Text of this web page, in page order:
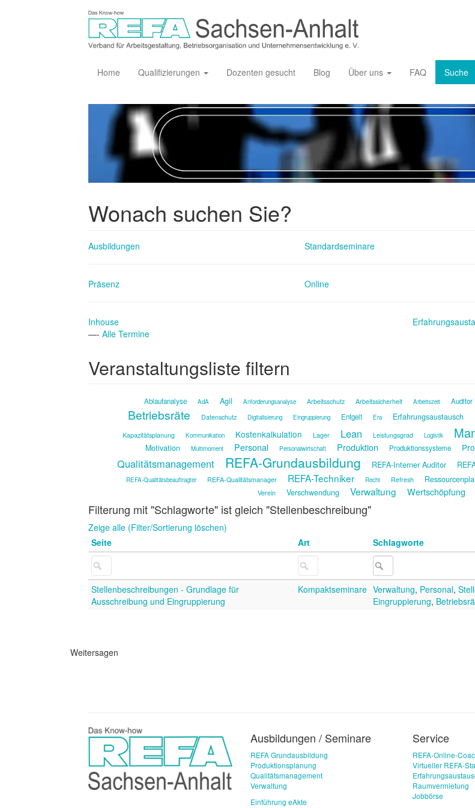
Home Qualifizierungen Dozenten gesucht Blog Über uns FAQ Suche
Wonach suchen Sie?
Ausbildungen Standardseminare
Präsenz Online
Inhouse
—- Alle Termine
Veranstaltungsliste filtern
Ablaufanalyse AdA Agil Anforderungsanalyse Arbeitsschutz Arbeitssicherheit Arbeitszeit Auditor
Betriebsräte Datenschutz Digitalisierung Eingruppierung Entgelt Era Erfahrungsaustausch
Kapazitätsplanung Kommunikation Kostenkalkulation Lager Lean Leistungsgrad Logistik
Motivation
Multimoment Personal Personalwirtschaft Produktion Produktionssysteme
Qualitätsmanagement REFA-Grundausbildung REFA-Interner Auditor
REFA-Qualitätsbeauftragter REFA-Qualitätsmanager REFA-Techniker Recht Refresh
Verein Verschwendung Verwaltung Wertschöpfung
Filterung mit "Schlagworte" ist gleich "Stellenbeschreibung"
Zeige alle (Filter/Sortierung löschen)
Seite
Art Schlagworte
Stellenbeschreibungen - Grundlage für
Ausschreibung und Eingruppierung
Kompaktseminare Verwaltung, Personal,
Eingruppierung,
Weitersagen
Ausbildungen / Seminare
REFA Grundausbildung
Produktionsplanung
Qualitätsmanagement
Verwaltung
Einführung eAkte
Service
REFA-Online-
Virtueller REFA-
Raumvermietung
Jobbörse